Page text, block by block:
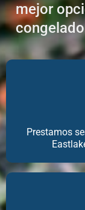
mejor
Prestamos